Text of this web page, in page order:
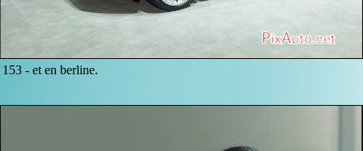
153 -et en berline.